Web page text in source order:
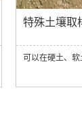
特殊土壤取
可以在硬土、软